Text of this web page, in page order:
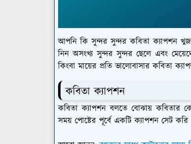
আপনি কি সুন্দর সুন্দর কবিতা ক্যাপশন
নিন অসংখ্য সুন্দর সুন্দর ছেলে এবং
কিংবা মায়ের প্রতি ভালোবাসার কবিতা
কবিতা ক্যাপশন
কবিতা ক্যাপশন বলতে বোঝায় কবিতার
সময় পোষ্টের পূর্বে একটি ক্যাপশন সেট